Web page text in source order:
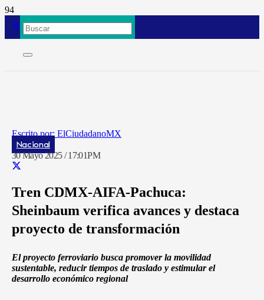
ElCiudadanoMX
Nacional
30 Mayo 2025 / 17:01PM
Tren CDMX-AIFA-Pachuca:
Sheinbaum verifica avances y destaca
proyecto de transformación
El proyecto ferroviario busca promover la movilidad
sustentable, reducir tiempos de traslado y estimular el
desarrollo económico regional